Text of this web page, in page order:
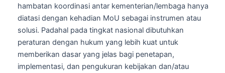
hambatan koordinasi antar kementerian/lembaga hanya
diatasi dengan kehadian MoU sebagai instrumen atau
solusi. Padahal pada tingkat nasional dibutuhkan
peraturan dengan hukum yang lebih kuat untuk
memberikan dasar yang jelas bagi penetapan,
implementasi, dan pengukuran kebijakan dan/atau